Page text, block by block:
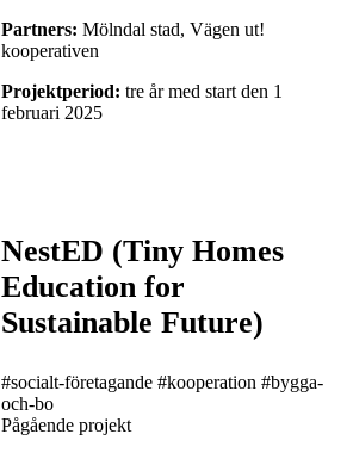
Partners: Mölndal stad, Vägen ut!
kooperativen
Projektperiod: tre år med start den 1
februari 2025
NestED (Tiny Homes
Education for
Sustainable Future)
#socialt-företagande #kooperation #bygga-
och-bo
Pågående projekt